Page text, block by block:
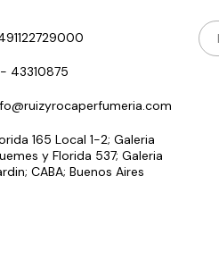
- 43310875
165 Local 1-2; Galeria
y Florida 537; Galeria
CABA; Buenos Aires